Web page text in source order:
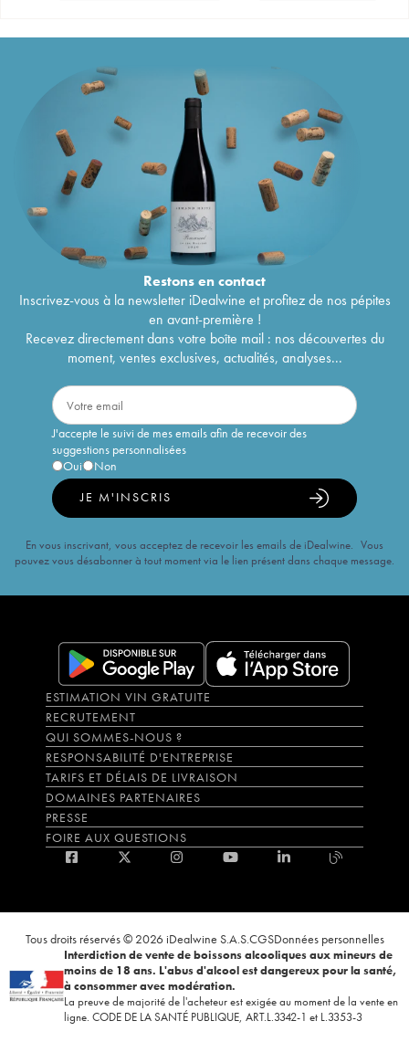
Restons encontact
Inscrivez-vous à la newsletter iDealwine et profitez de nos pépites
en avant-première !
Recevez directement dans votre boîte mail : nos découvertes du
moment, ventes exclusives, actualités, analyses...
J'accepte le suivi de mes emails afin de recevoir des
suggestions personnalisées
Oui
Non
JE M'INSCRIS
En vous inscrivant, vous acceptez de recevoir les emails de iDealwine. Vous
pouvez vous désabonner à tout moment via le lien présent dans chaque message.
ESTIMATION VIN GRATUITE
RECRUTEMENT
QUI SOMMES-NOUS ?
RESPONSABILITÉ D'ENTREPRISE
TARIFS ET DÉLAIS DE LIVRAISON
DOMAINES PARTENAIRES
PRESSE
FOIRE AUX QUESTIONS
Tous droits réservés © 2026 iDealwine S.A.S.CGSDonnées personnelles
Interdiction de vente de boissons alcooliques aux mineurs de
moins de 18 ans. L'abus d'alcool est dangereux pour la santé,
à consommer avec modération.
La preuve de majorité de l'acheteur est exigée au moment de la vente en
ligne. CODE DE LA SANTÉ PUBLIQUE, ART.L.3342-1 et L.3353-3